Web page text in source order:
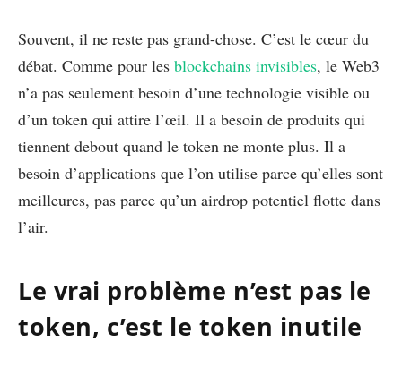
Souvent, il ne reste pas grand-chose. C’est le cœur du
débat. Comme pour les blockchains invisibles, le Web3
n’a pas seulement besoin d’une technologie visible ou
d’un token qui attire l’œil. Il a besoin de produits qui
tiennent debout quand le token ne monte plus. Il a
besoin d’applications que l’on utilise parce qu’elles sont
meilleures, pas parce qu’un airdrop potentiel flotte dans
l’air.
Le vrai problème n’est pas le
token, c’est le token inutile